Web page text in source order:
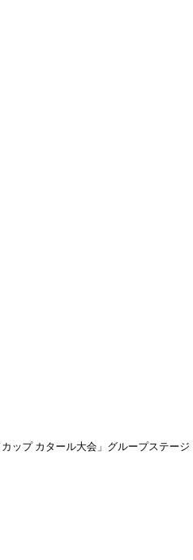
ップ カタール大会」グループステージ